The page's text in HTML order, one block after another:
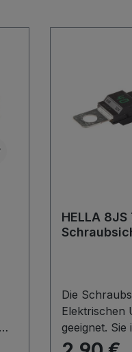
HELLA
Die
Elektrischen
geeignet. Sie